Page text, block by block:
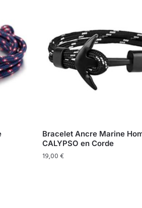
Bracelet Ancre Marine
CALYPSO en Corde
19,00€